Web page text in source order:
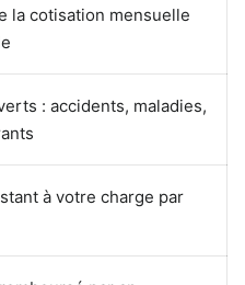
la cotisation mensuelle
: accidents, maladies,
à votre charge par